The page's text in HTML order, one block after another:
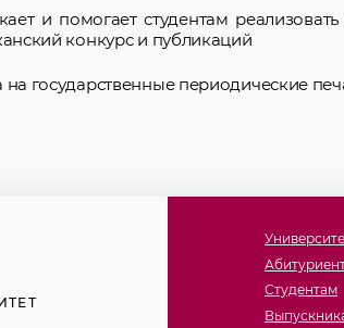
и помогает студентам
конкурс и публикаций
государственные периодические
Студентам